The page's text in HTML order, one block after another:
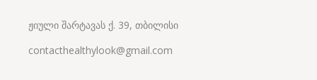
ჟიული შარტავას ქ. 39, თბილისი
contacthealthylook@gmail.com